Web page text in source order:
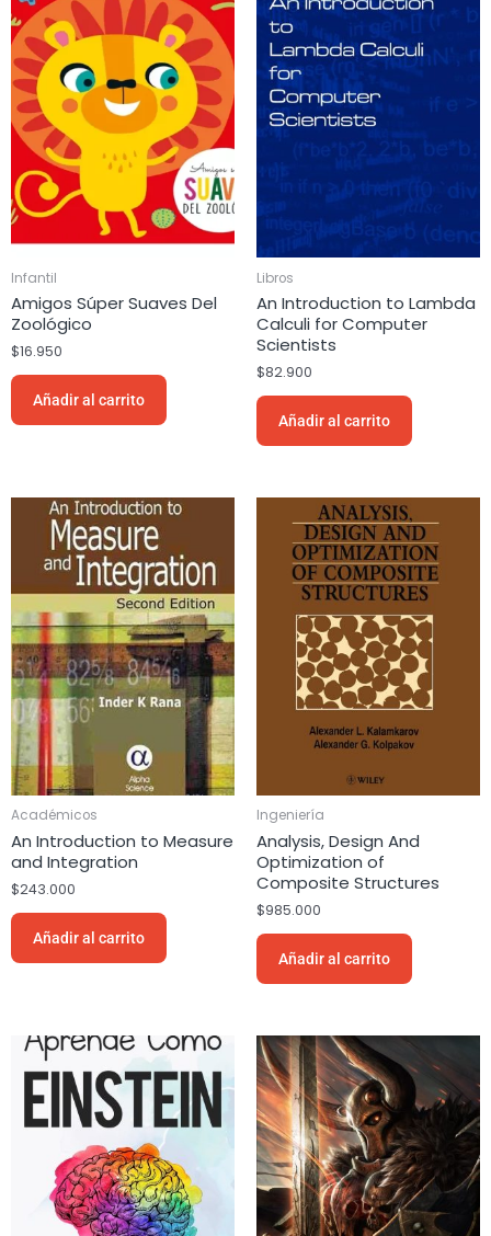
Infantil
Amigos Súper Suaves Del
Zoológico
$16.950
Añadir al carrito
Libros
An Introduction to Lambda
Calculi for Computer
Scientists
$82.900
Añadir al carrito
Académicos
An Introduction to Measure
and Integration
$243.000
Añadir al carrito
Ingeniería
Analysis, Design And
Optimization of
Composite Structures
$985.000
Añadir al carrito